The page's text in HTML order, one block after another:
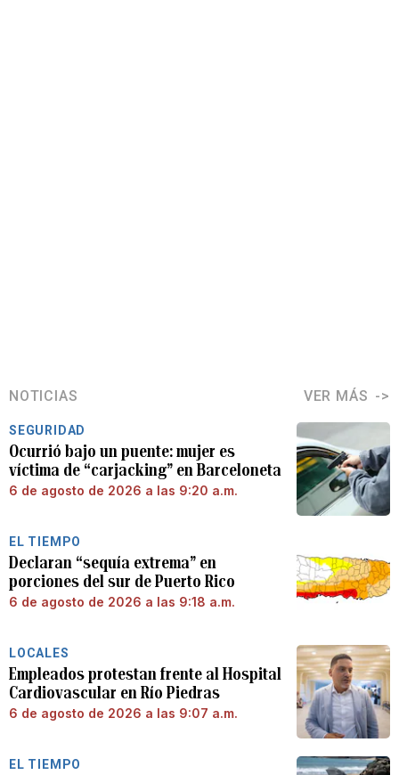
NOTICIAS VER MÁS
SEGURIDAD
Ocurrió bajo un puente: mujer es
víctima de “carjacking” en Barceloneta
6 de agosto de 2026 a las 9:20 a.m.
EL TIEMPO
Declaran “sequía extrema” en
porciones del sur de Puerto Rico
6 de agosto de 2026 a las 9:18 a.m.
LOCALES
Empleados protestan frente al Hospital
Cardiovascular en Río Piedras
6 de agosto de 2026 a las 9:07 a.m.
EL TIEMPO